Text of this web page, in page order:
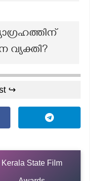
വ്യക്തി?
↪
Kerala State Film